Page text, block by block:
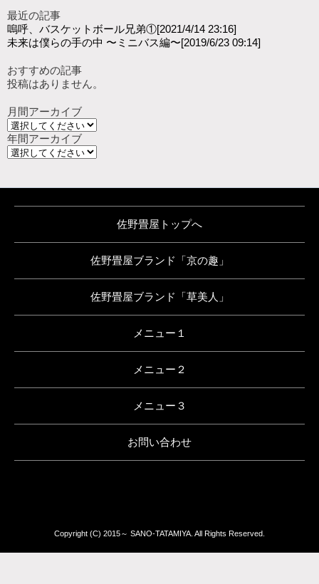
最近の記事
嗚呼、バスケットボール兄弟①[2021/4/14 23:16]
未来は僕らの手の中 〜ミニバス編〜[2019/6/23 09:14]
おすすめの記事
投稿はありません。
月間アーカイブ
年間アーカイブ
佐野畳屋トップへ
佐野畳屋ブランド「京の趣」
佐野畳屋ブランド「草美人」
メニュー１
メニュー２
メニュー３
お問い合わせ
Copyright (C) 2015～ SANO-TATAMIYA. All Rights Reserved.